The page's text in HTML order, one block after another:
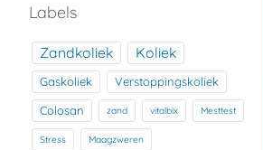
Labels
Zandkoliek Koliek
Gaskoliek
Verstoppingskoliek
Colosan
zand vitalbix Mesttest
Stress Maagzweren